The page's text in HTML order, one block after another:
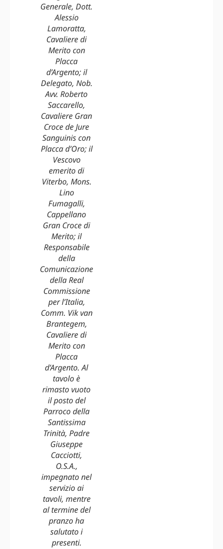
Generale, Dott.
Alessio
Lamoratta,
Cavaliere di
Merito con
Placca
d’Argento; il
Delegato, Nob.
Avv. Roberto
Saccarello,
Cavaliere Gran
Croce de Jure
Sanguinis con
Placca d’Oro; il
Vescovo
emerito di
Viterbo, Mons.
Lino
Fumagalli,
Cappellano
Gran Croce di
Merito; il
Responsabile
della
Comunicazione
della Real
Commissione
per l’Italia,
Comm. Vik van
Brantegem,
Cavaliere di
Merito con
Placca
d’Argento. Al
tavolo è
rimasto vuoto
il posto del
Parroco della
Santissima
Trinità, Padre
Giuseppe
Cacciotti,
O.S.A.,
impegnato nel
servizio ai
tavoli, mentre
al termine del
pranzo ha
salutato i
presenti.